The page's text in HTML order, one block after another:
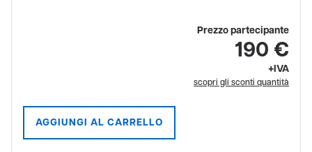
Prezzo partecipante
190 €
+IVA
scopri gli sconti quantità
AGGIUNGI AL CARRELLO